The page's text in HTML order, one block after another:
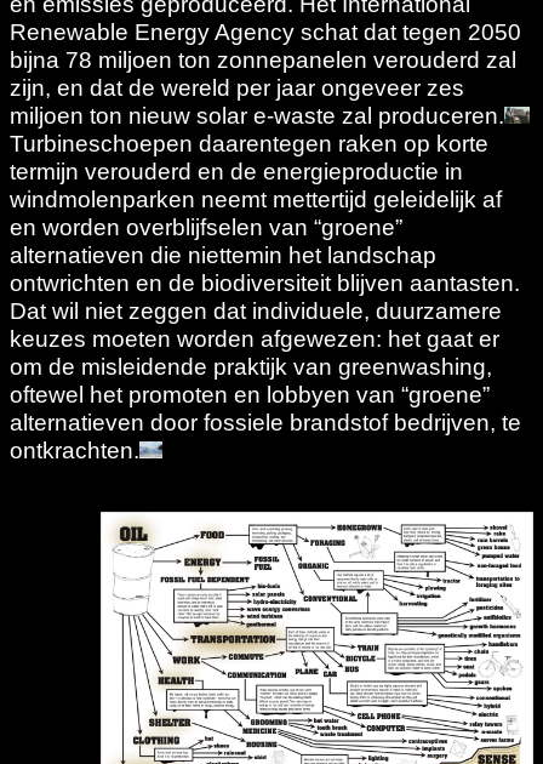
Renewable Energy Agency schat dat tegen 2050
bijna 78 miljoen ton zonnepanelen verouderd zal
zijn, en dat de wereld per jaar ongeveer zes
miljoen ton nieuw solar e-waste zal produceren.
Turbineschoepen daarentegen raken op korte
termijn verouderd en de energieproductie in
windmolenparken neemt mettertijd geleidelijk af
en worden overblijfselen van “groene”
alternatieven die niettemin het landschap
ontwrichten en de biodiversiteit blijven aantasten.
Dat wil niet zeggen dat individuele, duurzamere
keuzes moeten worden afgewezen: het gaat er
om de misleidende praktijk van greenwashing,
oftewel het promoten en lobbyen van “groene”
alternatieven door fossiele brandstof bedrijven, te
ontkrachten.